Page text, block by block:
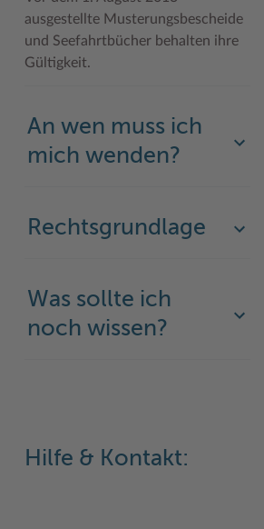
Woche der Seelischen Gesundheit
#MeinStormarn
Zahlen, Daten, Fakten
ausgestellte Musterungsbescheide
und Seefahrtbücher behalten ihre
Gültigkeit.
An wen muss ich
mich wenden?
Rechtsgrundlage
Was sollte ich
noch wissen?
Hilfe & Kontakt: